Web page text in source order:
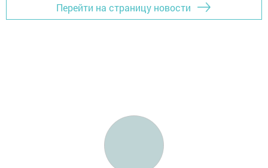
Перейти на страницу новости